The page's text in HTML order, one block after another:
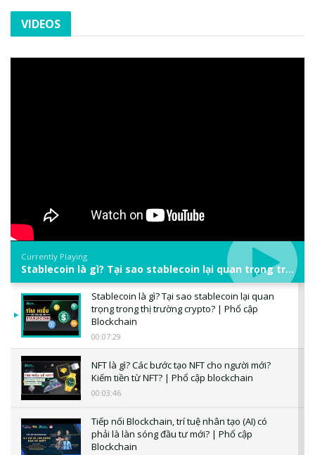
VIDEOS
Currently Playing
Stablecoin là gì? Tại sao stablecoin lại quan trọng trong thị trường crypto? | Phổ cập Blockchain
Stablecoin là gì? Tại sao stablecoin lại quan
trọng trong thị trường crypto? | Phổ cập
Blockchain
00:07:29
NFT là gì? Các bước tạo NFT cho người mới?
Kiếm tiền từ NFT? | Phổ cập blockchain
00:03:46
Tiếp nối Blockchain, trí tuệ nhân tạo (AI) có
phải là làn sóng đầu tư mới? | Phổ cập
Blockchain